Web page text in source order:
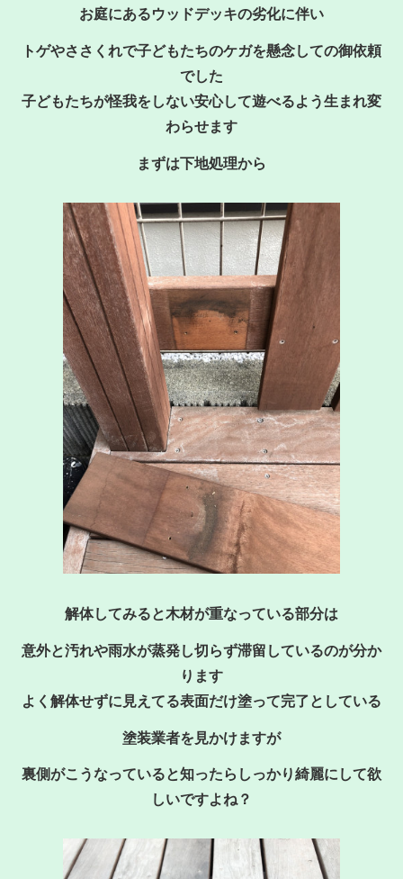
お庭にあるウッドデッキの劣化に伴い
トゲやささくれで子どもたちのケガを懸念しての御依頼
でした
子どもたちが怪我をしない安心して遊べるよう生まれ変
わらせます
まずは下地処理から
解体してみると木材が重なっている部分は
意外と汚れや雨水が蒸発し切らず滞留しているのが分か
ります
よく解体せずに見えてる表面だけ塗って完了としている
塗装業者を見かけますが
裏側がこうなっていると知ったらしっかり綺麗にして欲
しいですよね？